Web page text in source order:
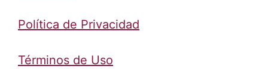
Política de Privacidad
Términos de Uso